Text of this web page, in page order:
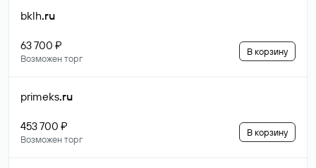
bklh.ru
63 700 ₽
Возможен торг
В корзину
primeks.ru
453 700 ₽
Возможен торг
В корзину